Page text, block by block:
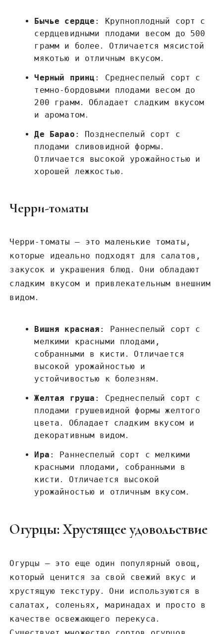
Бычье сердце : Крупноплодный сорт с
сердцевидными плодами весом до 500
грамм и более․ Отличается мясистой
мякотью и отличным вкусом․
Черный принц : Среднеспелый сорт с
темно-бордовыми плодами весом до
200 грамм․ Обладает сладким вкусом
и ароматом․
Де Барао : Позднеспелый сорт с
плодами сливовидной формы․
Отличается высокой урожайностью и
хорошей лежкостью․
Черри-томаты
Черри-томаты – это маленькие томаты,
которые идеально подходят для салатов,
закусок и украшения блюд․ Они обладают
сладким вкусом и привлекательным внешним
видом․
Вишня красная : Раннеспелый сорт с
мелкими красными плодами,
собранными в кисти․ Отличается
высокой урожайностью и
устойчивостью к болезням․
Желтая груша : Среднеспелый сорт с
плодами грушевидной формы желтого
цвета․ Обладает сладким вкусом и
декоративным видом․
Ира : Раннеспелый сорт с мелкими
красными плодами, собранными в
кисти․ Отличается высокой
урожайностью и отличным вкусом․
Огурцы: Хрустящее удовольствие
Огурцы – это еще один популярный овощ,
который ценится за свой свежий вкус и
хрустящую текстуру․ Они используются в
салатах, соленьях, маринадах и просто в
качестве освежающего перекуса․